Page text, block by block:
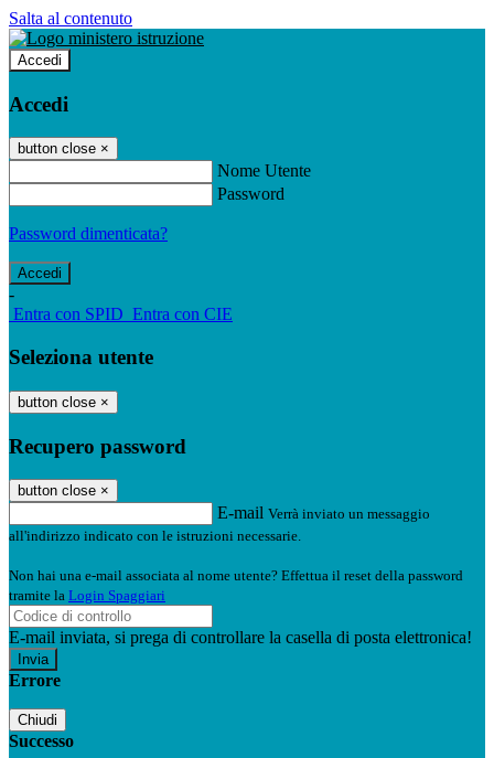
Salta al contenuto
Accedi
Accedi
button close ×
Nome Utente
Password
Password dimenticata?
-
Entra con SPID Entra con CIE
Seleziona utente
button close ×
Recupero password
button close ×
E-mail Verrà inviato un messaggio
all'indirizzo indicato con le istruzioni necessarie.
Non hai una e-mail associata al nome utente? Effettua il reset della password
tramite la Login Spaggiari
E-mail inviata, si prega di controllare la casella di posta elettronica!
Errore
Chiudi
Successo